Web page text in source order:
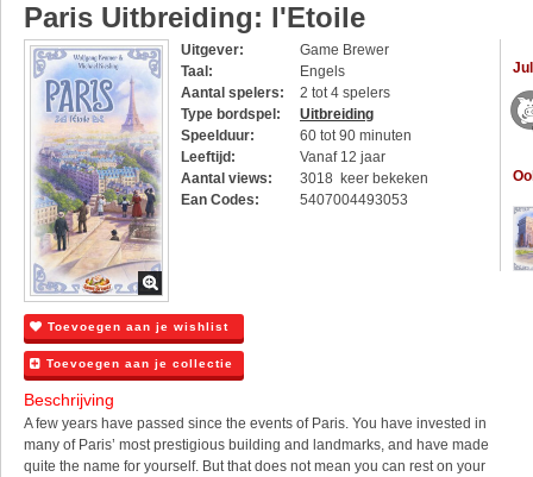
Paris Uitbreiding: l'Etoile
Uitgever:
Game Brewer
Taal:
Engels
Aantal spelers:
2 tot 4 spelers
Type bordspel:
Uitbreiding
Speelduur:
60 tot 90 minuten
Leeftijd:
Vanaf 12 jaar
Aantal views:
3018 keer bekeken
Ean Codes:
5407004493053
Toevoegen aan je wishlist
Toevoegen aan je collectie
Beschrijving
A few years have passed since the events of Paris. You have invested in
many of Paris’ most prestigious building and landmarks, and have made
quite the name for yourself. But that does not mean you can rest on your